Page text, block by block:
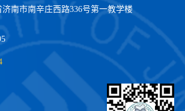
南市南辛庄西路336号第一教学楼